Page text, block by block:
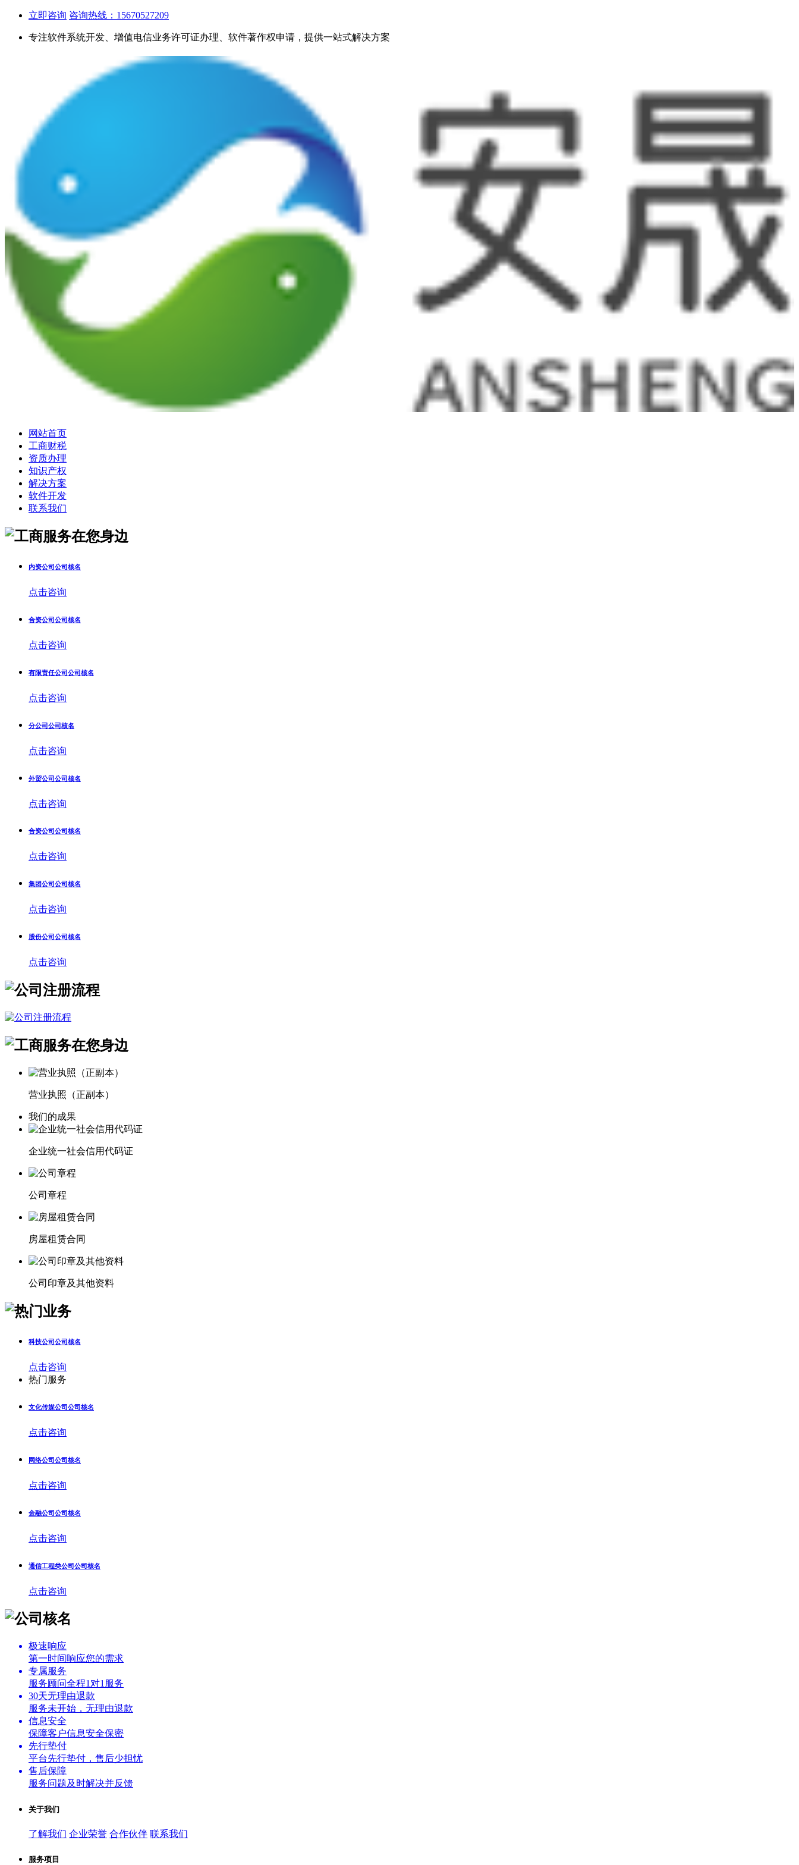
立即咨询 咨询热线：15670527209
专注软件系统开发、增值电信业务许可证办理、软件著作权申请，提供一站式解决方案
网站首页
工商财税
资质办理
知识产权
解决方案
软件开发
联系我们
内资公司公司核名
点击咨询
合资公司公司核名
点击咨询
有限责任公司公司核名
点击咨询
分公司公司核名
点击咨询
外贸公司公司核名
点击咨询
合资公司公司核名
点击咨询
集团公司公司核名
点击咨询
股份公司公司核名
点击咨询
营业执照（正副本）
我们的成果
企业统一社会信用代码证
公司章程
房屋租赁合同
公司印章及其他资料
科技公司公司核名
点击咨询
热门服务
文化传媒公司公司核名
点击咨询
网络公司公司核名
点击咨询
金融公司公司核名
点击咨询
通信工程类公司公司核名
点击咨询
极速响应
第一时间响应您的需求
专属服务
服务顾问全程1对1服务
30天无理由退款
服务未开始，无理由退款
信息安全
保障客户信息安全保密
先行垫付
平台先行垫付，售后少担忧
售后保障
服务问题及时解决并反馈
关于我们
了解我们 企业荣誉 合作伙伴 联系我们
服务项目